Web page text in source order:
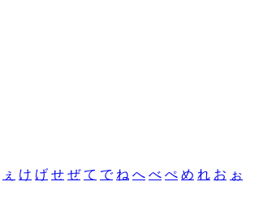
ぇ け げ せ ぜ て で ね へ べ ぺ め れ お ぉ